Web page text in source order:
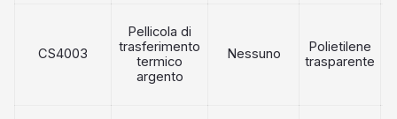
CS4003
Pellicola di
trasferimento
termico
argento
Nessuno
Polietilene
trasparente